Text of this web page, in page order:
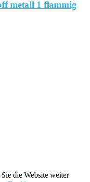
metall 1 flammig
die Website weiter